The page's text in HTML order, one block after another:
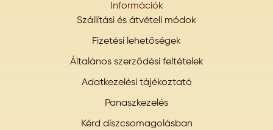
Információk
Szállítási és átvételi módok
Fizetési lehetőségek
Általános szerződési feltételek
Adatkezelési tájékoztató
Panaszkezelés
Kérd díszcsomagolásban